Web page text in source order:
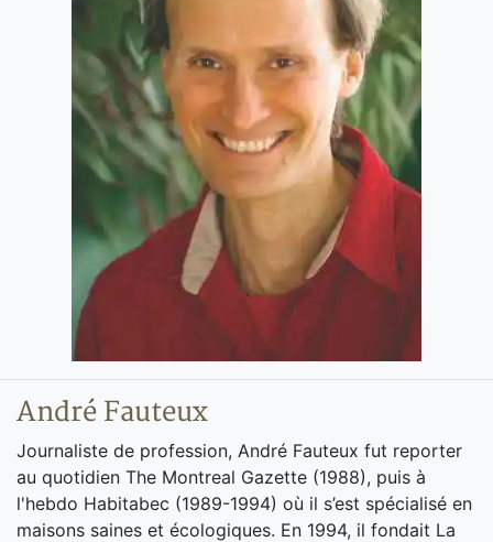
André Fauteux
Journaliste de profession, André Fauteux fut reporter
au quotidien The Montreal Gazette (1988), puis à
l'hebdo Habitabec (1989-1994) où il s’est spécialisé en
maisons saines et écologiques. En 1994, il fondait La